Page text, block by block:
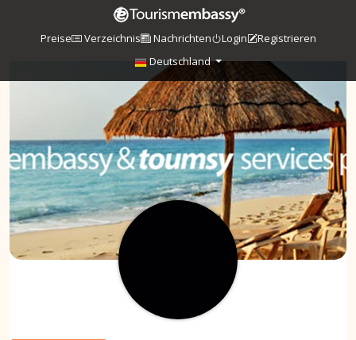
Preise Verzeichnis Nachrichten Login
Registrieren
Deutschland